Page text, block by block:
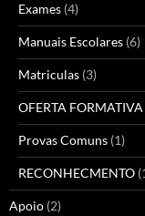
Exames (4)
Manuais Escolares (6)
Matriculas (3)
OFERTA FORMATIVA
Provas Comuns (1)
RECONHECMENTO
Apoio (2)